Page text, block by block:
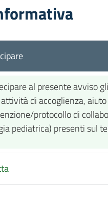
al presente avviso
di accoglienza,
protocollo di
pediatrica) presenti sul